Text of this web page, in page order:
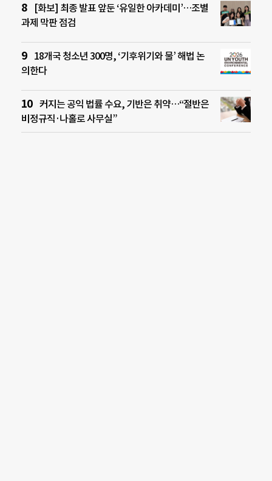
[화보] 최종 발표 앞둔 ‘유일한 아카데미’…조별
과제 막판 점검
18개국 청소년 300명, ‘기후위기와 물’ 해법 논
의한다
커지는 공익 법률 수요, 기반은 취약…“절반은
비정규직·나홀로 사무실”